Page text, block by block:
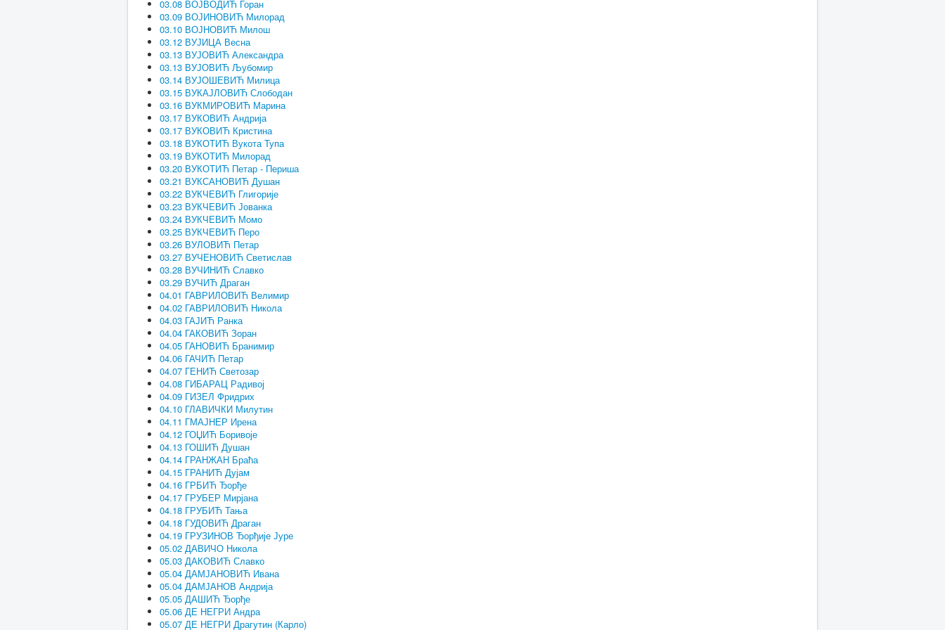
03.08 ВОЈВОДИЋ Горан
03.09 ВОЈИНОВИЋ Милорад
03.10 ВОЈНОВИЋ Милош
03.12 ВУЈИЦА Весна
03.13 ВУЈОВИЋ Александра
03.13 ВУЈОВИЋ Љубомир
03.14 ВУЈОШЕВИЋ Милица
03.15 ВУКАЈЛОВИЋ Слободан
03.16 ВУКМИРОВИЋ Марина
03.17 ВУКОВИЋ Андрија
03.17 ВУКОВИЋ Кристина
03.18 ВУКОТИЋ Вукота Тупа
03.19 ВУКОТИЋ Милорад
03.20 ВУКОТИЋ Петар - Периша
03.21 ВУКСАНОВИЋ Душан
03.22 ВУКЧЕВИЋ Глигорије
03.23 ВУКЧЕВИЋ Јованка
03.24 ВУКЧЕВИЋ Момо
03.25 ВУКЧЕВИЋ Перо
03.26 ВУЛОВИЋ Петар
03.27 ВУЧЕНОВИЋ Светислав
03.28 ВУЧИНИЋ Славко
03.29 ВУЧИЋ Драган
04.01 ГАВРИЛОВИЋ Велимир
04.02 ГАВРИЛОВИЋ Никола
04.03 ГАЈИЋ Ранка
04.04 ГАКОВИЋ Зоран
04.05 ГАНОВИЋ Бранимир
04.06 ГАЧИЋ Петар
04.07 ГЕНИЋ Светозар
04.08 ГИБАРАЦ Радивој
04.09 ГИЗЕЛ Фридрих
04.10 ГЛАВИЧКИ Милутин
04.11 ГМАЈНЕР Ирена
04.12 ГОЏИЋ Боривоје
04.13 ГОШИЋ Душан
04.14 ГРАНЖАН Браћа
04.15 ГРАНИЋ Дујам
04.16 ГРБИЋ Ђорђе
04.17 ГРУБЕР Мирјана
04.18 ГРУБИЋ Тања
04.18 ГУДОВИЋ Драган
04.19 ГРУЗИНОВ Ђорђије Јуре
05.02 ДАВИЧО Никола
05.03 ДАКОВИЋ Славко
05.04 ДАМЈАНОВИЋ Ивана
05.04 ДАМЈАНОВ Андрија
05.05 ДАШИЋ Ђорђе
05.06 ДЕ НЕГРИ Андра
05.07 ДЕ НЕГРИ Драгутин (Карло)